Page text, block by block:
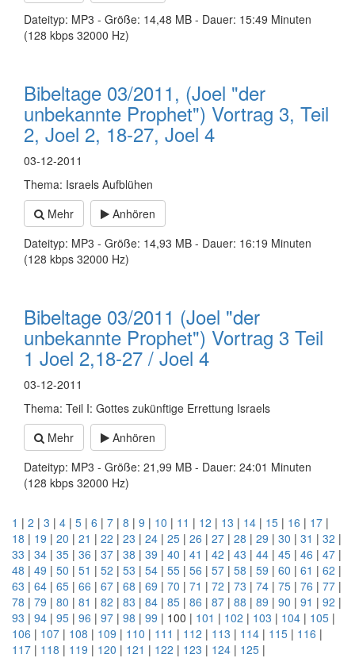
Dateityp: MP3 - Größe: 14,48 MB - Dauer: 15:49 Minuten
(128 kbps 32000 Hz)
Bibeltage 03/2011, (Joel "der
unbekannte Prophet") Vortrag 3, Teil
2, Joel 2, 18-27, Joel 4
03-12-2011
Thema: Israels Aufblühen
Mehr
Anhören
Dateityp: MP3 - Größe: 14,93 MB - Dauer: 16:19 Minuten
(128 kbps 32000 Hz)
Bibeltage 03/2011 (Joel "der
unbekannte Prophet") Vortrag 3 Teil
1 Joel 2,18-27 / Joel 4
03-12-2011
Thema: Teil I: Gottes zukünftige Errettung Israels
Mehr
Anhören
Dateityp: MP3 - Größe: 21,99 MB - Dauer: 24:01 Minuten
(128 kbps 32000 Hz)
1 | 2 | 3 | 4 | 5 | 6 | 7 | 8 | 9 | 10 | 11 | 12 | 13 | 14 | 15 | 16 | 17 |
18 | 19 | 20 | 21 | 22 | 23 | 24 | 25 | 26 | 27 | 28 | 29 | 30 | 31 | 32 |
33 | 34 | 35 | 36 | 37 | 38 | 39 | 40 | 41 | 42 | 43 | 44 | 45 | 46 | 47 |
48 | 49 | 50 | 51 | 52 | 53 | 54 | 55 | 56 | 57 | 58 | 59 | 60 | 61 | 62 |
63 | 64 | 65 | 66 | 67 | 68 | 69 | 70 | 71 | 72 | 73 | 74 | 75 | 76 | 77 |
78 | 79 | 80 | 81 | 82 | 83 | 84 | 85 | 86 | 87 | 88 | 89 | 90 | 91 | 92 |
93 | 94 | 95 | 96 | 97 | 98 | 99 | 100 | 101 | 102 | 103 | 104 | 105 |
106 | 107 | 108 | 109 | 110 | 111 | 112 | 113 | 114 | 115 | 116 |
117 | 118 | 119 | 120 | 121 | 122 | 123 | 124 | 125 |